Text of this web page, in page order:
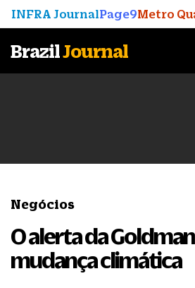
INFRA JournalPage9Metro
BrazilJournal
Negócios
O alerta da
mudança climática